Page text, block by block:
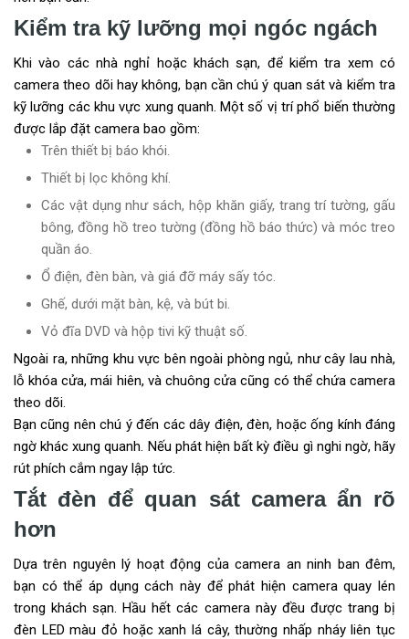
Kiểm tra kỹ lưỡng mọi ngóc ngách
Khi vào các nhà nghỉ hoặc khách sạn, để kiểm tra xem có
camera theo dõi hay không, bạn cần chú ý quan sát và kiểm tra
kỹ lưỡng các khu vực xung quanh. Một số vị trí phổ biến thường
được lắp đặt camera bao gồm:
Trên thiết bị báo khói.
Thiết bị lọc không khí.
Các vật dụng như sách, hộp khăn giấy, trang trí tường, gấu
bông, đồng hồ treo tường (đồng hồ báo thức) và móc treo
quần áo.
Ổ điện, đèn bàn, và giá đỡ máy sấy tóc.
Ghế, dưới mặt bàn, kệ, và bút bi.
Vỏ đĩa DVD và hộp tivi kỹ thuật số.
Ngoài ra, những khu vực bên ngoài phòng ngủ, như cây lau nhà,
lỗ khóa cửa, mái hiên, và chuông cửa cũng có thể chứa camera
theo dõi.
Bạn cũng nên chú ý đến các dây điện, đèn, hoặc ống kính đáng
ngờ khác xung quanh. Nếu phát hiện bất kỳ điều gì nghi ngờ, hãy
rút phích cắm ngay lập tức.
Tắt đèn để quan sát camera ẩn rõ
hơn
Dựa trên nguyên lý hoạt động của camera an ninh ban đêm,
bạn có thể áp dụng cách này để phát hiện camera quay lén
trong khách sạn. Hầu hết các camera này đều được trang bị
đèn LED màu đỏ hoặc xanh lá cây, thường nhấp nháy liên tục